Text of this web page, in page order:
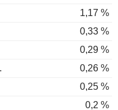
1,17 %
0,33 %
0,29 %
0,26 %
0,25 %
0,2 %